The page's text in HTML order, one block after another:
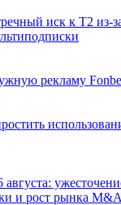
иск к Т2 из-
рекламу
и рост рынка M&A